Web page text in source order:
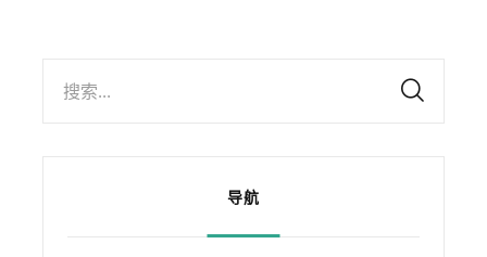
搜索...
导航